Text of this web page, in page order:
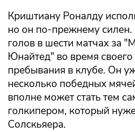
Криштиану Роналду
но он по-прежнему силен.
голов в шести матчах за
Юнайтед" во время своего
пребывания в клубе. Он
несколько победных
вполне может стать тем
голкипером, который
Солскьяера.